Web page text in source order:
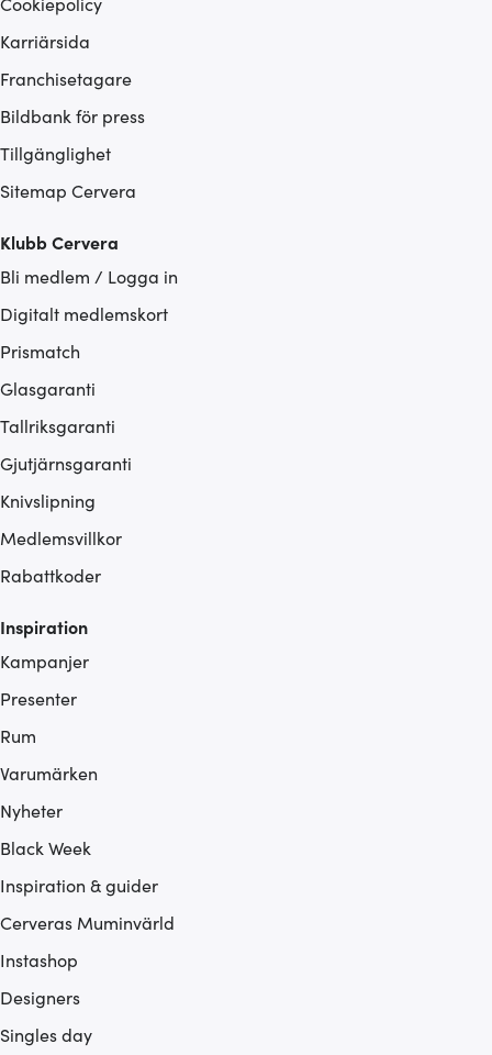
Karriärsida
Franchisetagare
Bildbank för press
Tillgänglighet
Sitemap Cervera
Klubb Cervera
Bli medlem / Logga in
Digitalt medlemskort
Prismatch
Glasgaranti
Tallriksgaranti
Gjutjärnsgaranti
Knivslipning
Medlemsvillkor
Rabattkoder
Inspiration
Kampanjer
Presenter
Rum
Varumärken
Nyheter
Black Week
Inspiration & guider
Cerveras Muminvärld
Instashop
Designers
Singles day